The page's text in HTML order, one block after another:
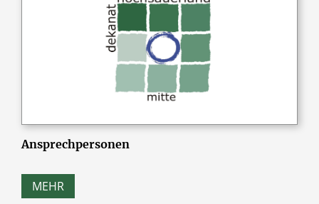
Ansprechpersonen
MEHR